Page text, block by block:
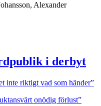
Alexander
i derbyt
inte riktigt vad som händer”
onödig förlust”